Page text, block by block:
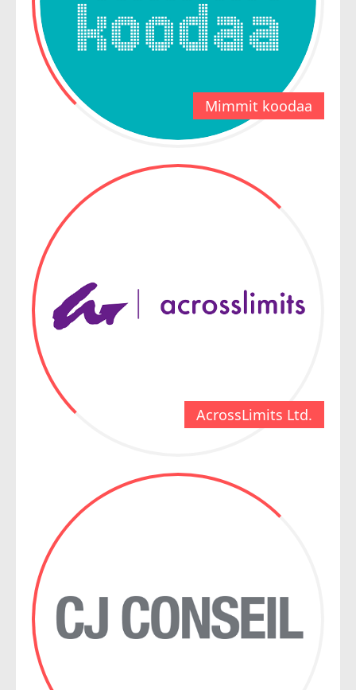
Mimmit koodaa
AcrossLimits Ltd.